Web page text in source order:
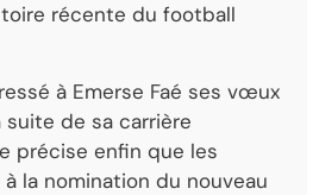
récente du football
à Emerse Faé ses vœux
de sa carrière
précise enfin que les
la nomination du nouveau